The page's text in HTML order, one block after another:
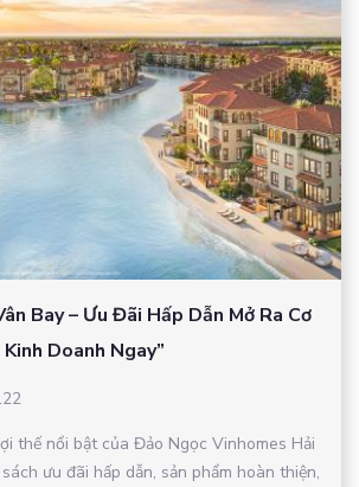
Bay – Ưu Đãi Hấp Dẫn Mở Ra Cơ
Doanh Ngay”
thế nổi bật của Đảo Ngọc Vinhomes Hải
ưu đãi hấp dẫn, sản phẩm hoàn thiện,